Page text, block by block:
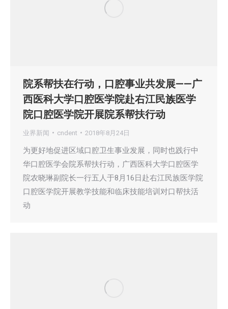
院系帮扶在行动，口腔事业共发展——广
西医科大学口腔医学院赴右江民族医学
院口腔医学院开展院系帮扶行动
业界新闻 cndent 2018年8月24日
为更好地促进区域口腔卫生事业发展，同时也践行中
华口腔医学会院系帮扶行动，广西医科大学口腔医学
院农晓琳副院长一行五人于8月16日赴右江民族医学院
口腔医学院开展教学技能和临床技能培训对口帮扶活
动